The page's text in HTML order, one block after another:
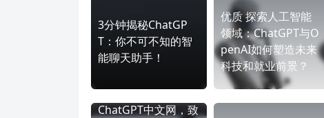
3分钟揭秘ChatGP
T：你不可不知的智
能聊天助手！
优质 探索人工智能
领域：ChatGPT与O
penAI如何塑造未来
科技和就业前景？
ChatGPT中文网，致